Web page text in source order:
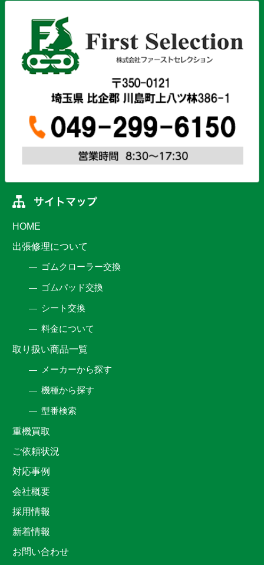
HOME
出張修理について
ゴムクローラー交換
ゴムパッド交換
シート交換
料金について
取り扱い商品一覧
メーカーから探す
機種から探す
型番検索
重機買取
ご依頼状況
対応事例
会社概要
採用情報
新着情報
お問い合わせ